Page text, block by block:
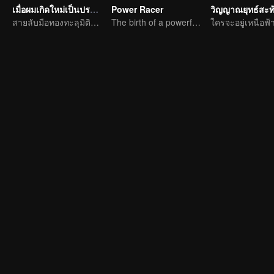
เมื่อผมเกิดใหม่เป็นปรมาจารย์
สายลับมือทองทะลุมิติตะลุยจิ่วฮวง
Power Racer
The birth of a powerful racer.
วิญญาณยุทธ์สะ